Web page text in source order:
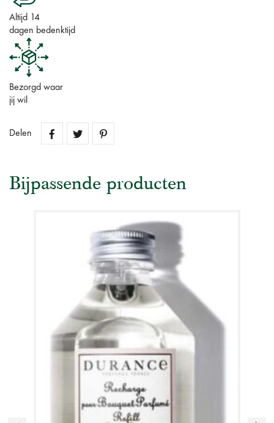
Altijd 14
dagen bedenktijd
Bezorgd waar
jij wil
Delen
Bijpassende producten